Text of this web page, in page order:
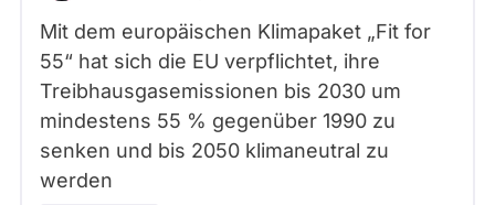
Mit dem europäischen Klimapaket „Fit for
55“ hat sich die EU verpflichtet, ihre
Treibhausgasemissionen bis 2030 um
mindestens 55 % gegenüber 1990 zu
senken und bis 2050 klimaneutral zu
werden